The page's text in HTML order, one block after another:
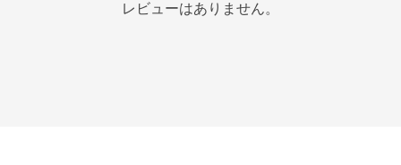
レビューはありません。